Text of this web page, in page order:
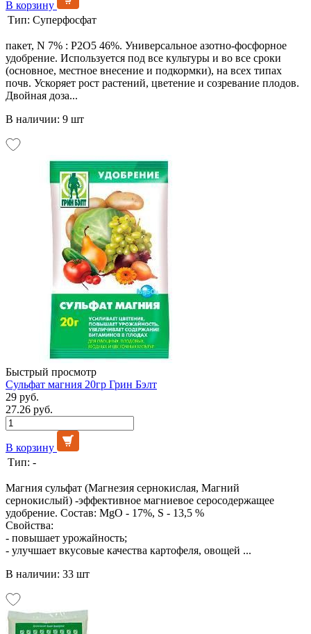
В корзину
Тип: Суперфосфат
пакет, N 7% : P2O5 46%. Универсальное азотно-фосфорное
удобрение. Используется под все культуры и во все сроки
(основное, местное внесение и подкормки), на всех типах
почв. Ускоряет рост растений, цветение и созревание плодов.
Двойная доза...
В наличии: 9 шт
Быстрый просмотр
Сульфат магния 20гр Грин Бэлт
29 руб.
27.26 руб.
В корзину
Тип: -
Магния сульфат (Магнезия сернокислая, Магний
сернокислый) -эффективное магниевое серосодержащее
удобрение. Состав: MgO - 17%, S - 13,5 %
Свойства:
- повышает урожайность;
- улучшает вкусовые качества картофеля, овощей ...
В наличии: 33 шт